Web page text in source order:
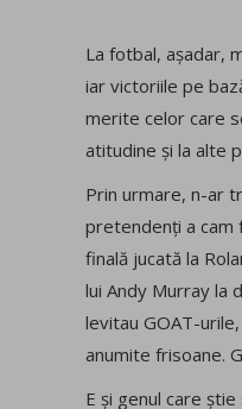
La fotbal, așadar,
iar victoriile pe
merite celor care
atitudine și la alte
Prin urmare, n-ar
pretendenți a cam
finală jucată la
lui Andy Murray la
levitau GOAT-
anumite frisoane.
E și genul care